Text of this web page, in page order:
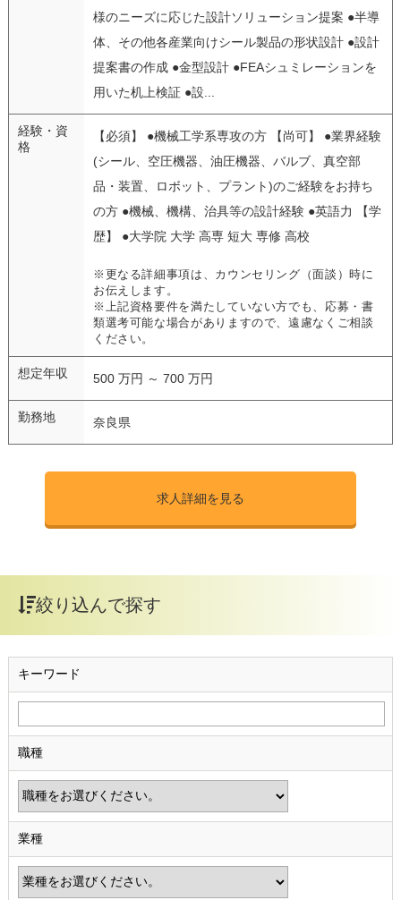
様のニーズに応じた設計ソリューション提案 ●半導
体、その他各産業向けシール製品の形状設計 ●設計
提案書の作成 ●金型設計 ●FEAシュミレーションを
用いた机上検証 ●設...
経験・資
格
【必須】 ●機械工学系専攻の方 【尚可】 ●業界経験
(シール、空圧機器、油圧機器、バルブ、真空部
品・装置、ロボット、プラント)のご経験をお持ち
の方 ●機械、機構、治具等の設計経験 ●英語力 【学
歴】 ●大学院 大学 高専 短大 専修 高校
※更なる詳細事項は、カウンセリング（面談）時に
お伝えします。
※上記資格要件を満たしていない方でも、応募・書
類選考可能な場合がありますので、遠慮なくご相談
ください。
想定年収 500 万円 ～ 700 万円
勤務地 奈良県
求人詳細を見る
絞り込んで探す
キーワード
職種
業種